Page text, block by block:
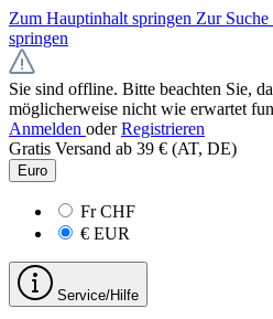
Zum Hauptinhalt springen Zur Suche
springen
Sie sind offline. Bitte beachten Sie,
möglicherweise nicht wie erwartet
Anmelden oder Registrieren
Gratis Versand ab 39 € (AT, DE)
Euro
FrCHF
€ EUR
Service/Hilfe